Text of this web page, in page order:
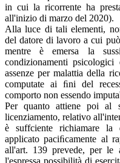
in cui la ricorrente ha
all'inizio di marzo del 2020).
Alla luce di tali elementi,
del datore di lavoro a cui
mentre è emersa la
condizionamenti
assenze per malattia della
computate ai ﬁni del
comporto non essendo
Per quanto attiene poi al
licenziamento, relativo
è suffciente richiamare la
applicato paciﬁcamente al
all'art. 139 prevede, per le
l'espressa possibilità di